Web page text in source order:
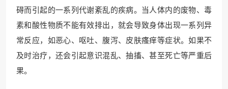
碍而引起的一系列代谢紊乱的疾病。当人体内的废物、毒
素和酸性物质不能有效排出，就会导致身体出现一系列异
常反应，如恶心、呕吐、腹泻、皮肤瘙痒等症状。如果不
及时治疗，还会引起意识混乱、抽搐、甚至死亡等严重后
果。